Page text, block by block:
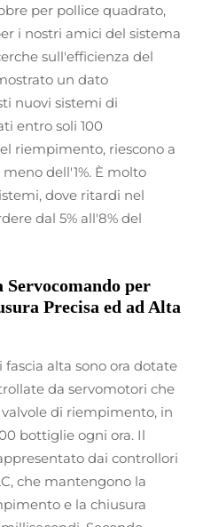
per pollice quadrato,
i nostri amici del sistema
sull'efficienza del
un dato
nuovi sistemi di
entro soli 100
riempimento, riescono a
dell'1%. È molto
dove ritardi nel
dal 5% all'8% del
per
Precisa ed ad Alta
alta sono ora dotate
da servomotori che
di riempimento, in
bottiglie ogni ora. Il
dai controllori
che mantengono la
e la chiusura